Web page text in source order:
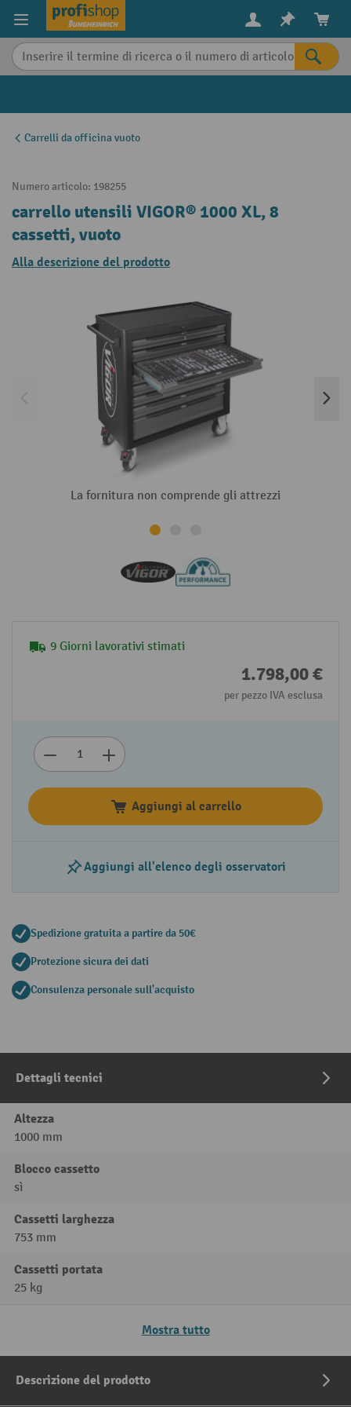
content
Carrelli da officina vuoto
Numero articolo: 198255
carrello utensili VIGOR® 1000 XL, 8
cassetti, vuoto
Alla descrizione del prodotto
La fornitura non comprende gli attrezzi
9 Giorni lavorativi stimati
1.798,00 €
per pezzo IVA esclusa
Aggiungi al carrello
Aggiungi all'elenco degli osservatori
Spedizione gratuita a partire da 50€
Protezione sicura dei dati
Consulenza personale sull'acquisto
Dettagli tecnici
Altezza
1000 mm
Blocco cassetto
sì
Cassetti larghezza
753 mm
Cassetti portata
25 kg
Mostra tutto
Descrizione del prodotto